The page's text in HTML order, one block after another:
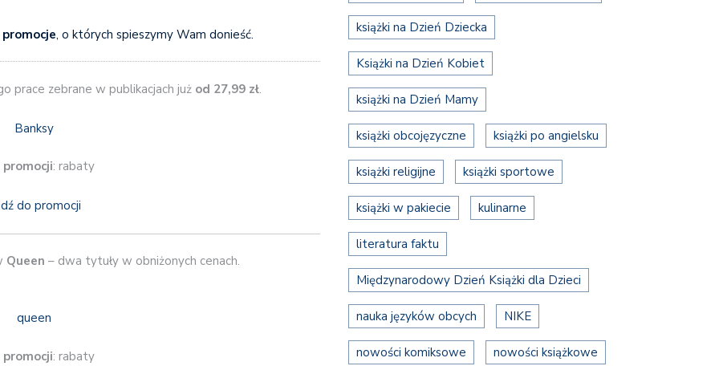
, o których spieszymy Wam donieść.
prace zebrane w publikacjach już od 27,99 zł.
promocji: rabaty
do promocji
Queen – dwa tytuły w obniżonych cenach.
promocji: rabaty
książki na Dzień Dziecka
Książki na Dzień Kobiet
książki na Dzień Mamy
książki obcojęzyczne książki po angielsku
książki religijne książki sportowe
książki w pakiecie kulinarne
literatura faktu
Międzynarodowy Dzień Książki dla Dzieci
nauka języków obcych NIKE
nowości komiksowe nowości książkowe